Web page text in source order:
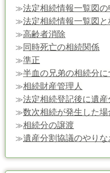
≫法定相続情報一覧図
≫法定相続情報一覧図
≫高齢者消除
≫ 同時死亡の相続関係
≫準正
≫半血の兄弟の相続分に
≫相続財産管理人
≫法定相続登記後に遺
≫数次相続が発生した
≫相続分の譲渡
≫遺産分割協議のやり